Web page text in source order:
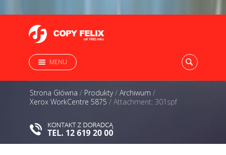
MENU
Strona Główna / Produkty/ Archiwum /
Xerox WorkCentre 5875 / Attachment: 301spf